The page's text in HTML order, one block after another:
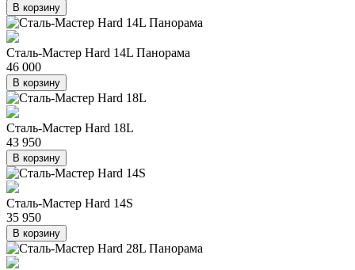
В корзину
Сталь-Мастер Hard 14L Панорама
46 000
В корзину
Сталь-Мастер Hard 18L
43 950
В корзину
Сталь-Мастер Hard 14S
35 950
В корзину